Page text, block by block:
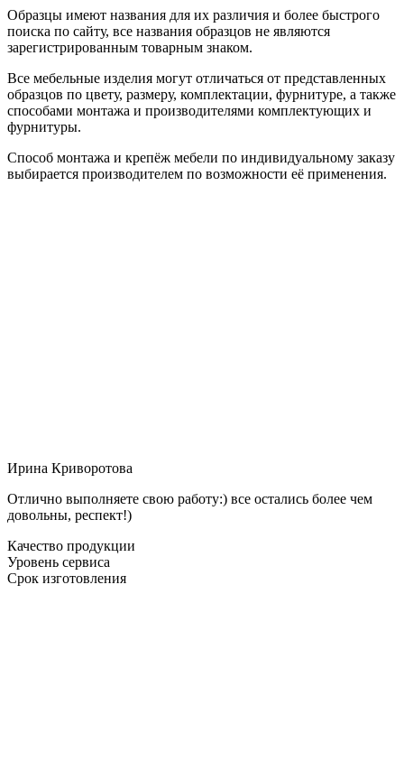
Образцы имеют названия для их различия и более быстрого
поиска по сайту, все названия образцов не являются
зарегистрированным товарным знаком.
Все мебельные изделия могут отличаться от представленных
образцов по цвету, размеру, комплектации, фурнитуре, а также
способами монтажа и производителями комплектующих и
фурнитуры.
Способ монтажа и крепёж мебели по индивидуальному заказу
выбирается производителем по возможности её применения.
Ирина Криворотова
Отлично выполняете свою работу:) все остались более чем
довольны, респект!)
Качество продукции
Уровень сервиса
Срок изготовления